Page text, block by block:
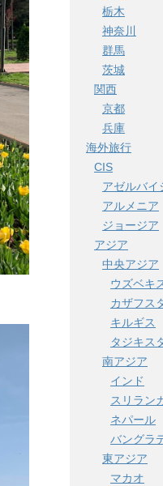
栃木
神奈川
群馬
茨城
関西
京都
兵庫
海外旅行
CIS
アゼルバイ
アルメニア
ジョージア
アジア
中央アジア
ウズベキ
カザフス
キルギス
タジキス
南アジア
インド
スリラン
ネパール
バングラ
東アジア
マカオ